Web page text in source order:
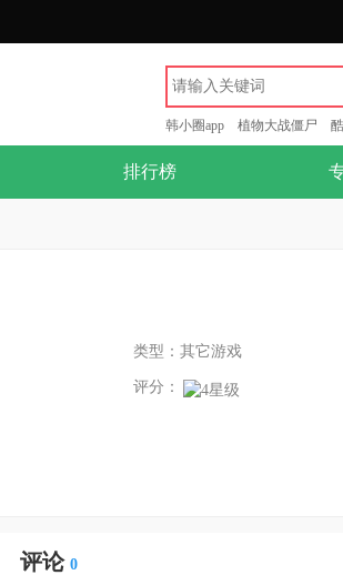
韩小圈app 植物大战僵尸
排行榜
类型：其它游戏
评分：
评论 0